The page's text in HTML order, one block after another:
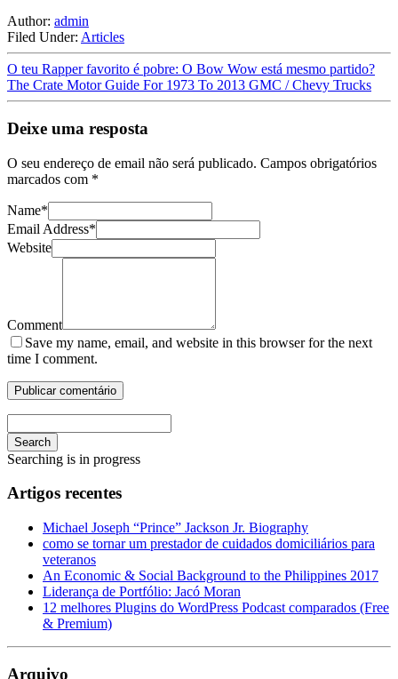
Author: admin
Filed Under: Articles
O teu Rapper favorito é pobre: O Bow Wow está mesmo partido?
The Crate Motor Guide For 1973 To 2013 GMC / Chevy Trucks
Deixe uma resposta
O seu endereço de email não será publicado. Campos obrigatórios
marcados com *
Name*
Email Address*
Website
Comment
Save my name, email, and website in this browser for the next
time I comment.
Search
Searching is in progress
Artigos recentes
Michael Joseph “Prince” Jackson Jr. Biography
como se tornar um prestador de cuidados domiciliários para
veteranos
An Economic & Social Background to the Philippines 2017
Liderança de Portfólio: Jacó Moran
12 melhores Plugins do WordPress Podcast comparados (Free
& Premium)
Arquivo